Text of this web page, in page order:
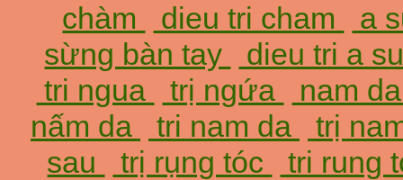
chàm
dieu tri cham
a
sừng bàn tay
dieu tri a
tri ngua
trị ngứa
nam
nấm da
tri nam da
trị
sau
trị rụng tóc
tri rung